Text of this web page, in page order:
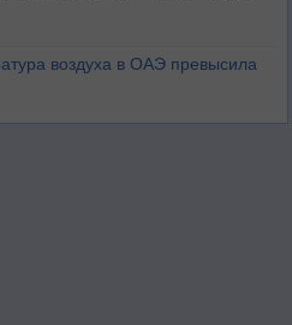
воздуха в ОАЭ превысила